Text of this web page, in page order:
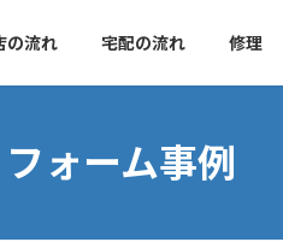
の流れ 宅配の流れ 修理
ォーム事例